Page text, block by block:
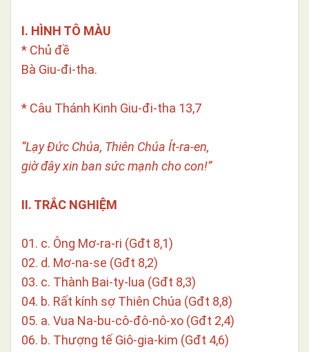
I. HÌNH TÔ MÀU
* Chủ đề
Bà Giu-đi-tha.
* Câu Thánh Kinh Giu-đi-tha 13,7
“Lạy Đức Chúa, Thiên Chúa Ít-ra-en,
giờ đây xin ban sức mạnh cho con!”
II. TRẮC NGHIỆM
01. c. Ông Mơ-ra-ri (Gđt 8,1)
02. d. Mơ-na-se (Gđt 8,2)
03. c. Thành Bai-ty-lua (Gđt 8,3)
04. b. Rất kính sợ Thiên Chúa (Gđt 8,8)
05. a. Vua Na-bu-cô-đô-nô-xo (Gđt 2,4)
06. b. Thượng tế Giô-gia-kim (Gđt 4,6)